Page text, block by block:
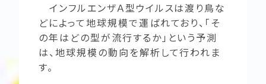
インフルエンザＡ型ウイルスは渡り鳥な
どによって地球規模で運ばれており、「そ
の年はどの型が流行するか」という予測
は、地球規模の動向を解析して行われま
す。